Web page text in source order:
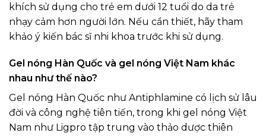
khích sử dụng cho trẻ em dưới 12 tuổi do da trẻ
nhạy cảm hơn người lớn. Nếu cần thiết, hãy tham
khảo ý kiến bác sĩ nhi khoa trước khi sử dụng.
Gel nóng Hàn Quốc và gel nóng Việt Nam khác
nhau như thế nào?
Gel nóng Hàn Quốc như Antiphlamine có lịch sử lâu
đời và công nghệ tiên tiến, trong khi gel nóng Việt
Nam như Ligpro tập trung vào thảo dược thiên